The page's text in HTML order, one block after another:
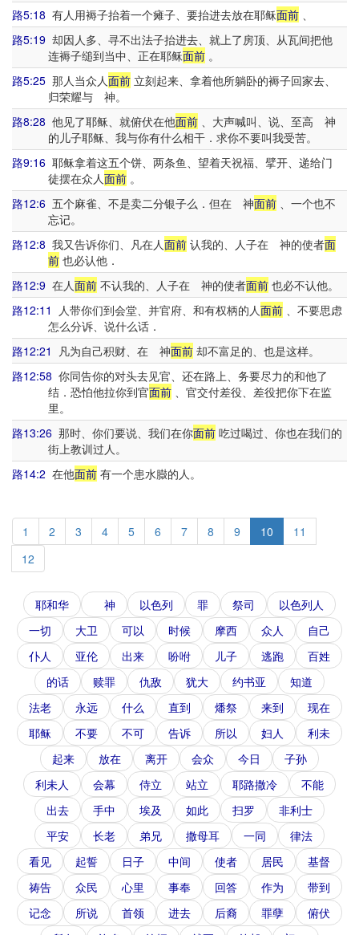
路5:18 有人用褥子抬着一个瘫子、要抬进去放在耶稣面前 、
路5:19 却因人多、寻不出法子抬进去、就上了房顶、从瓦间把他
连褥子缒到当中、正在耶稣面前。
路5:25 那人当众人面前 立刻起来、拿着他所躺卧的褥子回家去、
归荣耀与 神。
路8:28 他见了耶稣、就俯伏在他面前 、大声喊叫、说、至高 神
的儿子耶稣、我与你有什么相干．求你不要叫我受苦。
路9:16 耶稣拿着这五个饼、两条鱼、望着天祝福、擘开、递给门
徒摆在众人面前。
路12:6 五个麻雀、不是卖二分银子么．但在 神面前 、一个也不
忘记。
路12:8 我又告诉你们、凡在人面前 认我的、人子在 神的使者面
前也必认他．
路12:9 在人面前 不认我的、人子在 神的使者面前 也必不认他。
路12:11
人带你们到会堂、并官府、和有权柄的人面前 、不要思虑
怎么分诉、说什么话．
路12:21
凡为自己积财、在 神面前 却不富足的、也是这样。
路12:58 你同告你的对头去见官、还在路上、务要尽力的和他了
结．恐怕他拉你到官面前、官交付差役、差役把你下在监
里。
路13:26 那时、你们要说、我们在你面前 吃过喝过、你也在我们的
街上教训过人。
路14:2 在他面前 有一个患水臌的人。
1 2 3 4 5 6 7 8 9 10
11
12
耶和华 神 以色列 罪 祭司
以色列人
一切
大卫 可以 时候 摩西 众人
自己
仆人
亚伦 出来 吩咐 儿子 逃跑
百姓
的话
赎罪 仇敌 犹大 约书亚
知道
法老
永远 什么 直到 燔祭 来到
现在
耶稣
不要 不可 告诉 所以 妇人
利未
起来
放在 离开 会众 今日
子孙
利未人
会幕 侍立 站立 耶路撒冷
不能
出去
手中 埃及 如此 扫罗
非利士
平安
长老 弟兄 撒母耳 一同
律法
看见
起誓 日子 中间 使者 居民
基督
祷告
众民 心里 事奉 回答 作为
带到
记念
所说 首领 进去 后裔 罪孽
俯伏